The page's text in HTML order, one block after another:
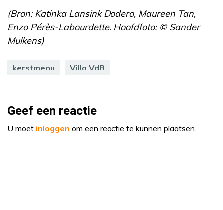
(Bron: Katinka Lansink Dodero, Maureen Tan,
Enzo Pérès-Labourdette. Hoofdfoto: © Sander
Mulkens)
kerstmenu Villa VdB
Geef een reactie
U moet inloggen om een reactie te kunnen plaatsen.